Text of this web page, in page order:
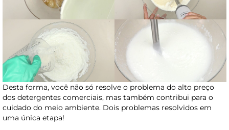
Desta forma, você não só resolve o problema do alto preço
dos detergentes comerciais, mas também contribui para o
cuidado do meio ambiente. Dois problemas resolvidos em
uma única etapa!